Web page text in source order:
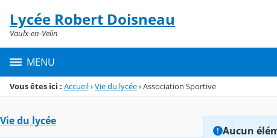
Menu de la rubrique
Contenu
Lycée Robert Doisneau
Vaulx-en-Velin
MENU
Vous êtes ici : Accueil›Vie du lycée›Association Sportive
Vie du lycée
Aucun